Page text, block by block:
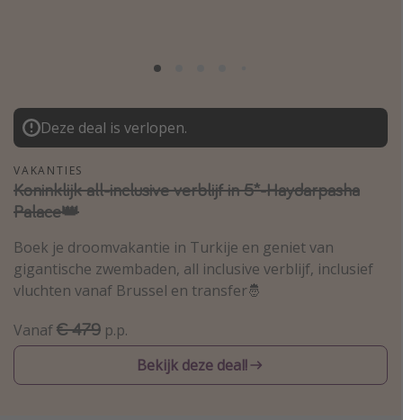
Madeira
Egypte
Bali
Type vakantie
Overzicht
Weekendje weg
Vroegboeker
Deze deal is verlopen.
VAKANTIES
Koninklijk all-inclusive verblijf in 5*-Haydarpasha
Palace👑
Boek je droomvakantie in Turkije en geniet van
gigantische zwembaden, all inclusive verblijf, inclusief
vluchten vanaf Brussel en transfer🤴
Vanaf€ 479 p.p.
Bekijk deze deal!